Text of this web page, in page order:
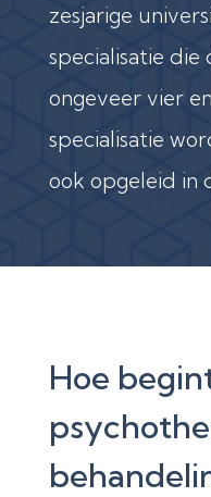
zesjarige
specialisatie
ongeveer vier
specialisatie
ook opgeleid in
Hoe